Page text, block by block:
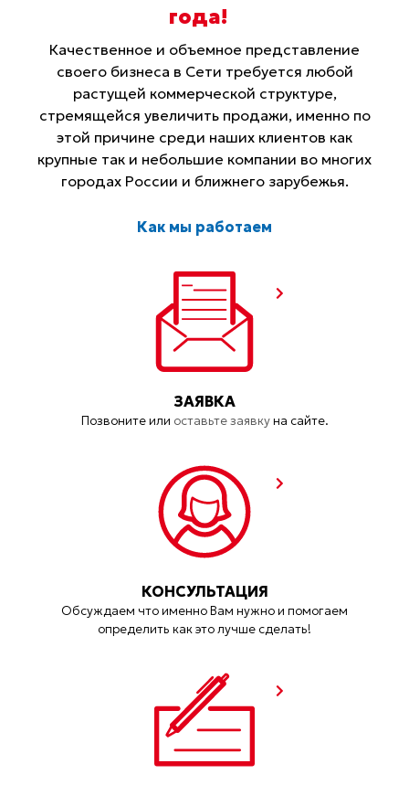
года!
Качественное и объемное представление
своего бизнеса в Сети требуется любой
растущей коммерческой структуре,
стремящейся увеличить продажи, именно по
этой причине среди наших клиентов как
крупные так и небольшие компании во многих
городах России и ближнего зарубежья.
Как мы работаем
ЗАЯВКА
Позвоните или оставьте заявкуна сайте.
КОНСУЛЬТАЦИЯ
Обсуждаем что именно Вам нужно и помогаем
определить как это лучше сделать!